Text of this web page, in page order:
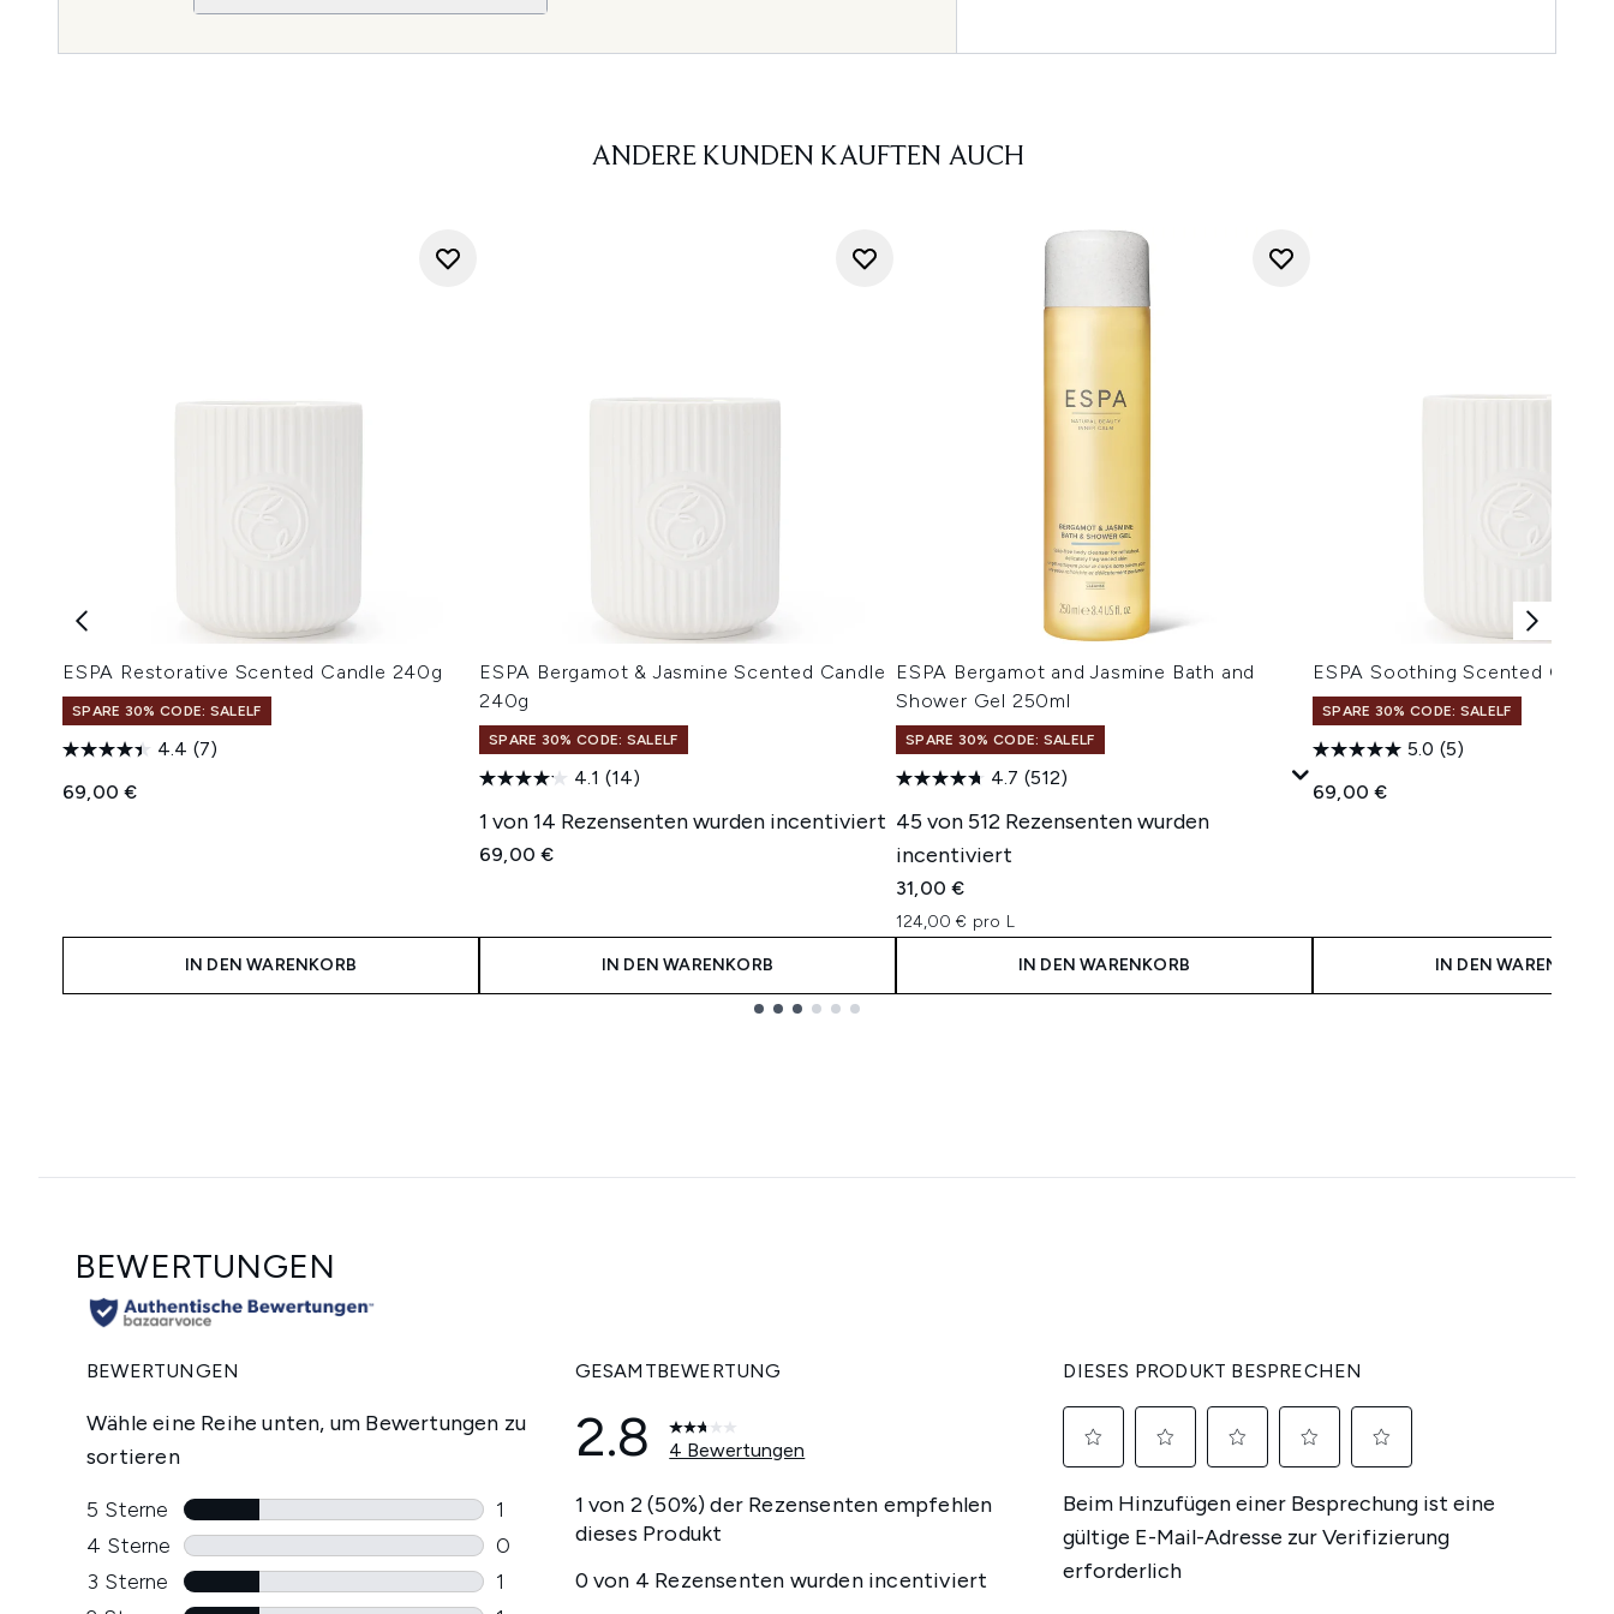
ANDERE KUNDEN KAUFTEN AUCH
ESPA Restorative Scented Candle 240g
SPARE 30% CODE: SALELF
4.4 (7)
69,00 €
IN DEN WARENKORB
ESPA Bergamot & Jasmine Scented Candle
240g
SPARE 30% CODE: SALELF
4.1 (14)
1 von 14 Rezensenten wurden incentiviert
69,00 €
IN DEN WARENKORB
ESPA Bergamot and Jasmine Bath and
Shower Gel 250ml
SPARE 30% CODE: SALELF
4.7 (512)
45 von 512 Rezensenten wurden
incentiviert
31,00 €
124,00 € pro L
IN DEN WARENKORB
ESPA Soothing Scented
SPARE 30% CODE: SALELF
5.0 (5)
69,00 €
IN DEN WARENKORB